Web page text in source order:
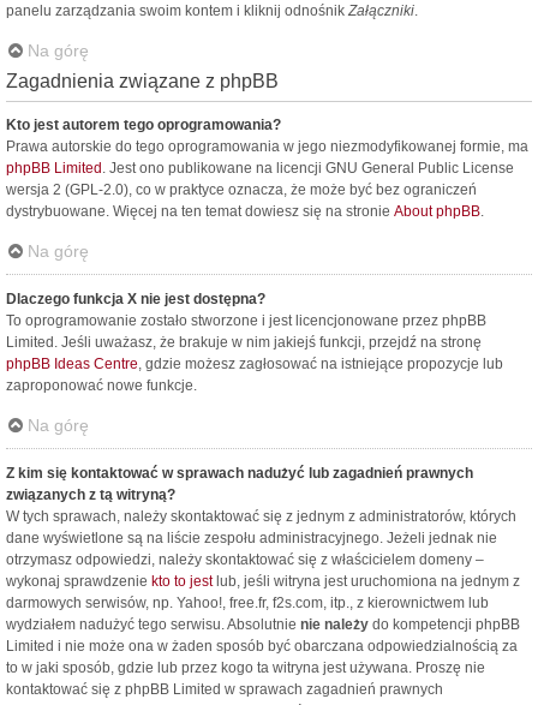
panelu zarządzania swoim kontem i kliknij odnośnik Załączniki.
Na górę
Zagadnienia związane z phpBB
Kto jest autorem tego oprogramowania?
Prawa autorskie do tego oprogramowania w jego niezmodyfikowanej formie, ma
phpBB Limited . Jest ono publikowane na licencji GNU General Public License
wersja 2 (GPL-2.0), co w praktyce oznacza, że może być bez ograniczeń
dystrybuowane. Więcej na ten temat dowiesz się na stronie About phpBB.
Na górę
Dlaczego funkcja X nie jest dostępna?
To oprogramowanie zostało stworzone i jest licencjonowane przez phpBB
Limited. Jeśli uważasz, że brakuje w nim jakiejś funkcji, przejdź na stronę
phpBB Ideas Centre, gdzie możesz zagłosować na istniejące propozycje lub
zaproponować nowe funkcje.
Na górę
Z kim się kontaktować w sprawach nadużyć lub zagadnień prawnych
związanych z tą witryną?
W tych sprawach, należy skontaktować się z jednym z administratorów, których
dane wyświetlone są na liście zespołu administracyjnego. Jeżeli jednak nie
otrzymasz odpowiedzi, należy skontaktować się z właścicielem domeny –
wykonaj sprawdzenie kto to jestlub, jeśli witryna jest uruchomiona na jednym z
darmowych serwisów, np. Yahoo!, free.fr, f2s.com, itp., z kierownictwem lub
wydziałem nadużyć tego serwisu. Absolutnie nie należy do kompetencji phpBB
Limited i nie może ona w żaden sposób być obarczana odpowiedzialnością za
to w jaki sposób, gdzie lub przez kogo ta witryna jest używana. Proszę nie
kontaktować się z phpBB Limited w sprawach zagadnień prawnych